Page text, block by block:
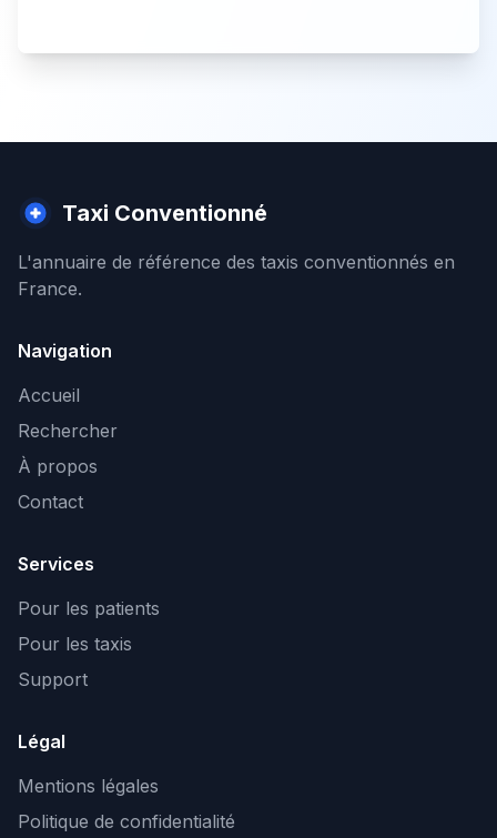
Taxi Conventionné
L'annuaire de référence des taxis conventionnés en
France.
Navigation
Accueil
Rechercher
À propos
Contact
Services
Pour les patients
Pour les taxis
Support
Légal
Mentions légales
Politique de confidentialité